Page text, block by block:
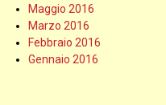
Maggio 2016
Marzo 2016
Febbraio 2016
Gennaio 2016